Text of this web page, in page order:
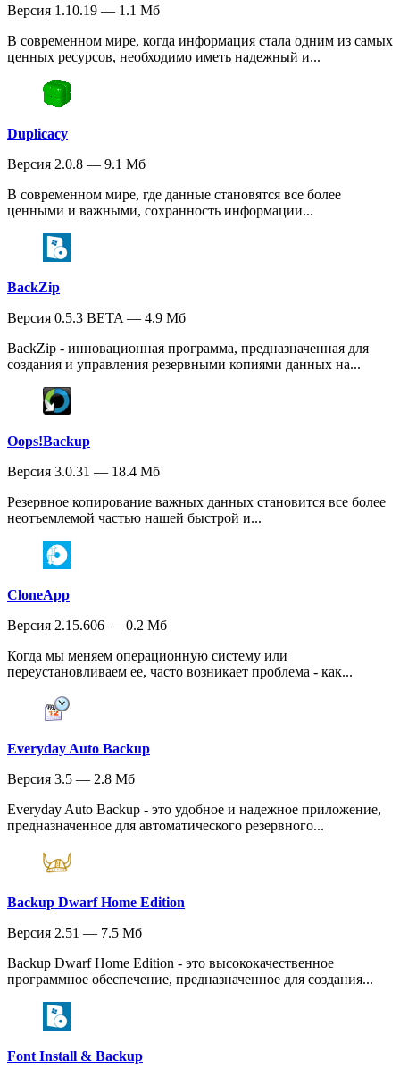
Версия 1.10.19 — 1.1 Мб
В современном мире, когда информация стала одним из самых
ценных ресурсов, необходимо иметь надежный и...
Duplicacy
Версия 2.0.8 — 9.1 Мб
В современном мире, где данные становятся все более
ценными и важными, сохранность информации...
BackZip
Версия 0.5.3 BETA — 4.9 Мб
BackZip - инновационная программа, предназначенная для
создания и управления резервными копиями данных на...
Oops!Backup
Версия 3.0.31 — 18.4 Мб
Резервное копирование важных данных становится все более
неотъемлемой частью нашей быстрой и...
CloneApp
Версия 2.15.606 — 0.2 Мб
Когда мы меняем операционную систему или
переустановливаем ее, часто возникает проблема - как...
Everyday Auto Backup
Версия 3.5 — 2.8 Мб
Everyday Auto Backup - это удобное и надежное приложение,
предназначенное для автоматического резервного...
Backup Dwarf Home Edition
Версия 2.51 — 7.5 Мб
Backup Dwarf Home Edition - это высококачественное
программное обеспечение, предназначенное для создания...
Font Install & Backup